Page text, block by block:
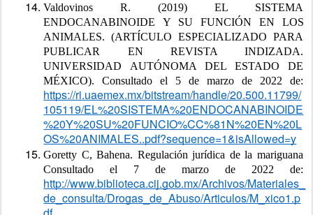
Valdovinos R. (2019) EL SISTEMA
ENDOCANABINOIDE Y SU FUNCIÓN EN LOS
ANIMALES. (ARTÍCULO ESPECIALIZADO PARA
PUBLICAR EN REVISTA INDIZADA.
UNIVERSIDAD AUTÓNOMA DEL ESTADO DE
https://ri.uaemex.mx/bitstream/handle/20.500.11799/
105119/EL%20SISTEMA%20ENDOCANABINOIDE
%20Y%20SU%20FUNCIO%CC%81N%20EN%20L
OS%20ANIMALES..pdf?sequence=1&isAllowed=y
Goretty C, Bahena. Regulación jurídica de la mariguana
http://www.biblioteca.cij.gob.mx/Archivos/Materiales_
de_consulta/Drogas_de_Abuso/Articulos/M_xico1.p